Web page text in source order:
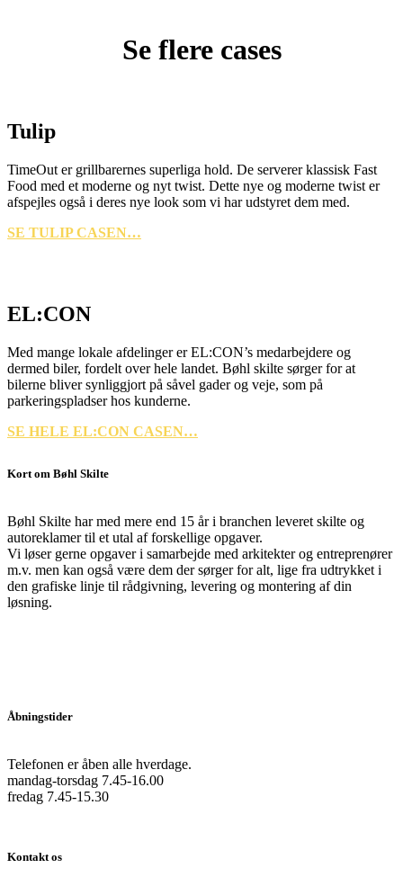
Se flere cases
Tulip
TimeOut er grillbarernes superliga hold. De serverer klassisk Fast
Food med et moderne og nyt twist. Dette nye og moderne twist er
afspejles også i deres nye look som vi har udstyret dem med.
SE TULIP CASEN…
EL:CON
Med mange lokale afdelinger er EL:CON’s medarbejdere og
dermed biler, fordelt over hele landet. Bøhl skilte sørger for at
bilerne bliver synliggjort på såvel gader og veje, som på
parkeringspladser hos kunderne.
SE HELE EL:CON CASEN…
Kort om Bøhl Skilte
Bøhl Skilte har med mere end 15 år i branchen leveret skilte og
autoreklamer til et utal af forskellige opgaver.
Vi løser gerne opgaver i samarbejde med arkitekter og entreprenører
m.v. men kan også være dem der sørger for alt, lige fra udtrykket i
den grafiske linje til rådgivning, levering og montering af din
løsning.
Åbningstider
Telefonen er åben alle hverdage.
mandag-torsdag 7.45-16.00
fredag 7.45-15.30
Kontakt os